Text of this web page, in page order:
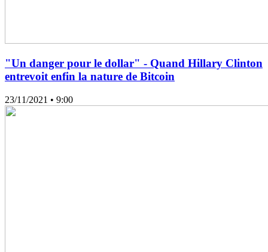
"Un danger pour le dollar" - Quand Hillary Clinton
entrevoit enfin la nature de Bitcoin
23/11/2021 • 9:00